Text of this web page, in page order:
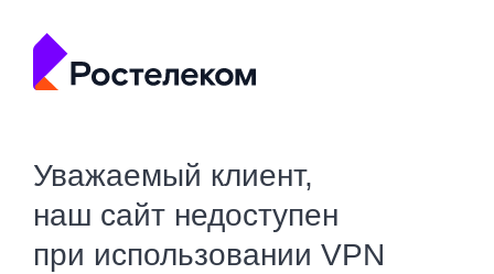
Уважаемый клиент,
наш сайт недоступен
при использовании VPN